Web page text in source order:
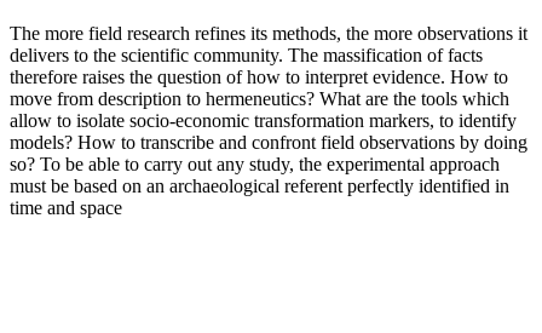
The more field research refines its methods, the more observations it
delivers to the scientific community. The massification of facts
therefore raises the question of how to interpret evidence. How to
move from description to hermeneutics? What are the tools which
allow to isolate socio-economic transformation markers, to identify
models? How to transcribe and confront field observations by doing
so? To be able to carry out any study, the experimental approach
must be based on an archaeological referent perfectly identified in
time and space